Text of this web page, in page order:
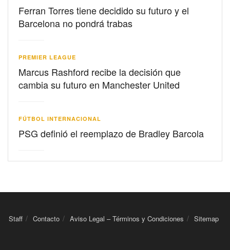
Ferran Torres tiene decidido su futuro y el
Barcelona no pondrá trabas
PREMIER LEAGUE
Marcus Rashford recibe la decisión que
cambia su futuro en Manchester United
FÚTBOL INTERNACIONAL
PSG definió el reemplazo de Bradley Barcola
Staff Contacto Aviso Legal – Términos y Condiciones Sitemap